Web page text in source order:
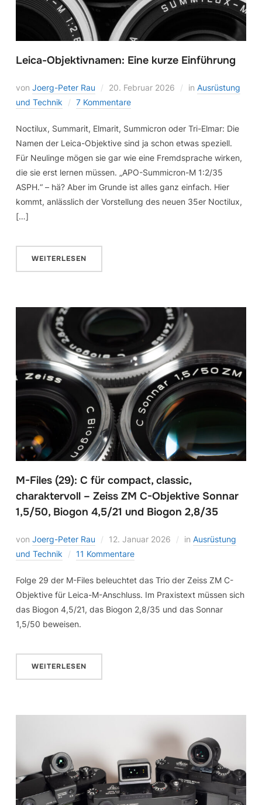
Leica-Objektivnamen: Eine kurze Einführung
von Joerg-Peter Rau 20. Februar 2026 in Ausrüstung
und Technik
7 Kommentare
Noctilux, Summarit, Elmarit, Summicron oder Tri-Elmar: Die
Namen der Leica-Objektive sind ja schon etwas speziell.
Für Neulinge mögen sie gar wie eine Fremdsprache wirken,
die sie erst lernen müssen. „APO-Summicron-M 1:2/35
ASPH.“ – hä? Aber im Grunde ist alles ganz einfach. Hier
kommt, anlässlich der Vorstellung des neuen 35er Noctilux,
[…]
WEITERLESEN
M-Files (29): C für compact, classic,
charaktervoll – Zeiss ZM C-Objektive Sonnar
1,5/50, Biogon 4,5/21 und Biogon 2,8/35
von Joerg-Peter Rau 12. Januar 2026 in Ausrüstung
und Technik
11 Kommentare
Folge 29 der M-Files beleuchtet das Trio der Zeiss ZM C-
Objektive für Leica-M-Anschluss. Im Praxistext müssen sich
das Biogon 4,5/21, das Biogon 2,8/35 und das Sonnar
1,5/50 beweisen.
WEITERLESEN